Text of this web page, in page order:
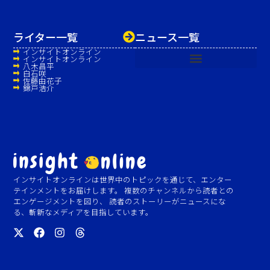
インサイトオンラインは世界中のトピックを通じて、エンター
テインメントをお届けします。 複数のチャンネルから読者との
エンゲージメントを図り、 読者のストーリーがニュースにな
る、斬新なメディアを目指しています。
ニュース一覧
ライター一覧
インサイトオンライン
インサイトオンライン
八木昌平
白石咲
佐藤由花子
錦戸浩介